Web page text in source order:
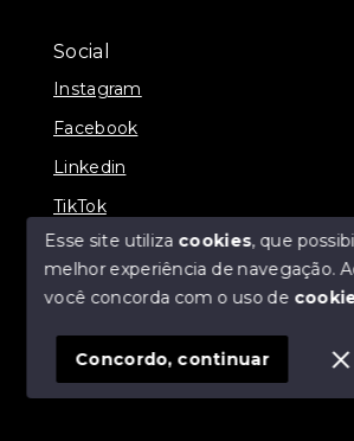
Social
Instagram
Facebook
Linkedin
TikTok
© Copyright 2026 - Sold Consultoria e
SITE PARA IMOBILIARIA
Esse site utiliza cookies, que
melhor experiência de navegação.
você concorda com o uso de
Concordo, continuar